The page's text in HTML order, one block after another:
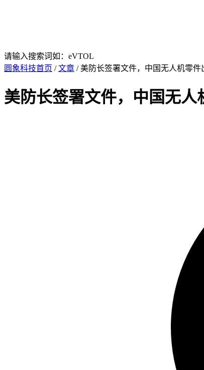
请输入搜索词如：eVTOL
圆象科技首页 /文章 / 美防长签署文件，中国无人机零件
美防长签署文件，中国无人